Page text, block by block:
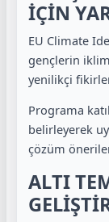
İÇİN
EU Climate
gençlerin
yenilikçi
Programa
belirleyerek
çözüm
ALTI